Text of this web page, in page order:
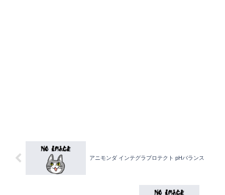
アニモンダ インテグラプロテクト pHバランス